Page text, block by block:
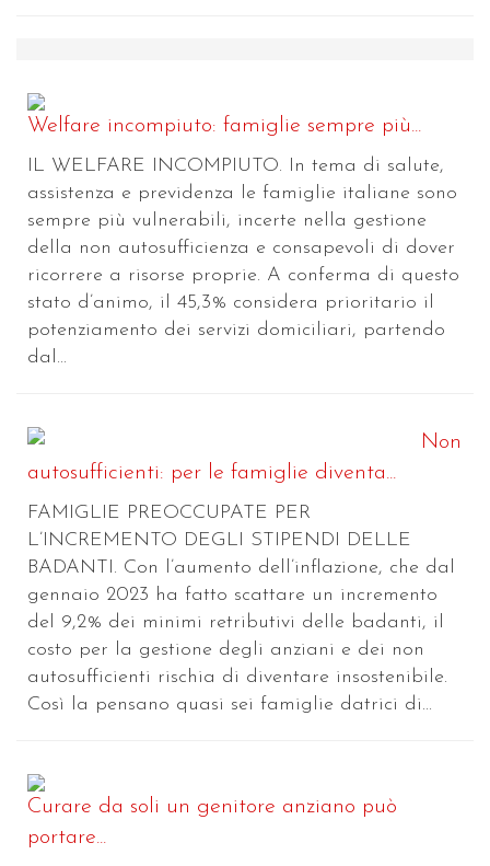
Welfare incompiuto: famiglie sempre più...
IL WELFARE INCOMPIUTO. In tema di salute,
assistenza e previdenza le famiglie italiane sono
sempre più vulnerabili, incerte nella gestione
della non autosufficienza e consapevoli di dover
ricorrere a risorse proprie. A conferma di questo
stato d’animo, il 45,3% considera prioritario il
potenziamento dei servizi domiciliari, partendo
dal...
Non
autosufficienti: per le famiglie diventa...
FAMIGLIE PREOCCUPATE PER
L’INCREMENTO DEGLI STIPENDI DELLE
BADANTI. Con l’aumento dell’inflazione, che dal
gennaio 2023 ha fatto scattare un incremento
del 9,2% dei minimi retributivi delle badanti, il
costo per la gestione degli anziani e dei non
autosufficienti rischia di diventare insostenibile.
Così la pensano quasi sei famiglie datrici di...
Curare da soli un genitore anziano può
portare...